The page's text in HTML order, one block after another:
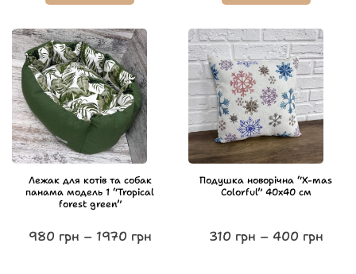
Лежак для котів та собак
панама модель 1 “Tropical
forest green”
980 грн – 1970 грн
Подушка новорічна “X-mas
Colorful” 40х40 см
310 грн – 400 грн